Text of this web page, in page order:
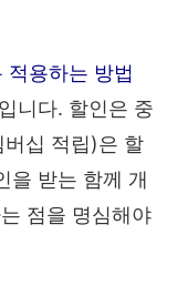
적용하는 방법
니다. 할인은 중
십 적립)은 할
을 받는 함께 개
점을 명심해야